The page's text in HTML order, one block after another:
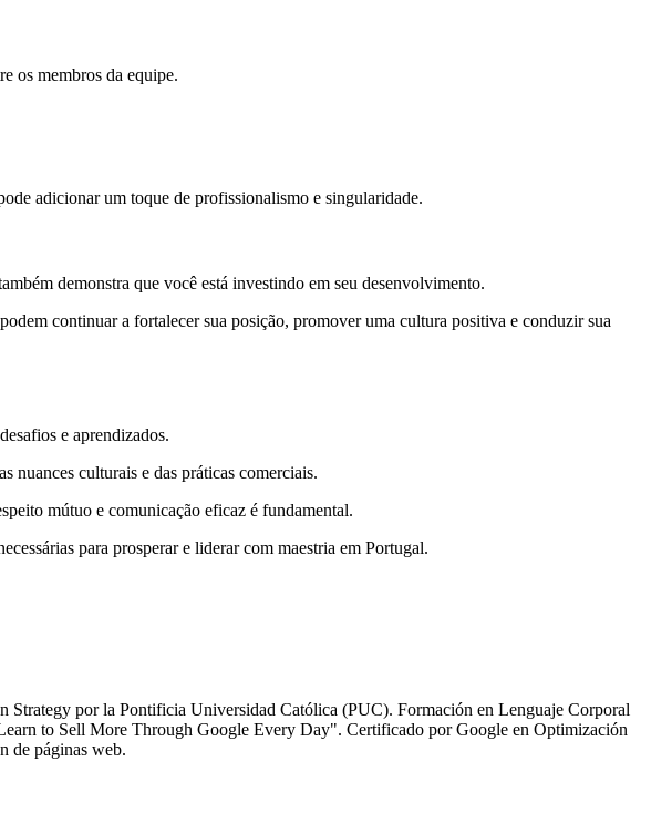
os membros da equipe.
adicionar um toque de profissionalismo e singularidade.
demonstra que você está investindo em seu desenvolvimento.
continuar a fortalecer sua posição, promover uma cultura positiva e conduzir sua
e aprendizados.
nuances culturais e das práticas comerciais.
mútuo e comunicação eficaz é fundamental.
para prosperar e liderar com maestria em Portugal.
por la Pontificia Universidad Católica (PUC). Formación en Lenguaje Corporal
to Sell More Through Google Every Day". Certificado por Google en Optimización
de páginas web.